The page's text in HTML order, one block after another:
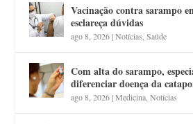
Vacinação contra sarampo
esclareça dúvidas
ago 8, 2026|Notícias,Saúde
Com alta do sarampo,
diferenciar doença da
ago 8, 2026|Medicina,Notícias